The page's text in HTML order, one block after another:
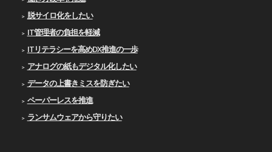
脱サイロ化をしたい
IT管理者の負担を軽減
ITリテラシーを高めDX推進の一歩
アナログの紙もデジタル化したい
データの上書きミスを防ぎたい
ペーパーレスを推進
ランサムウェアから守りたい